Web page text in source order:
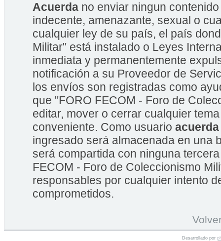
Acuerda no enviar ningun
indecente, amenazante, sexual o
cualquier ley de su país, el país
Militar" está instalado o Leyes
inmediata y permanentemente
notificación a su Proveedor de
los envíos son registradas como
que "FORO FECOM - Foro de
editar, mover o cerrar cualquier
conveniente. Como usuario acuerda
ingresado será almacenada en una
será compartida con ninguna
FECOM - Foro de Coleccionismo
responsables por cualquier intento
comprometidos.
Desarrollado por